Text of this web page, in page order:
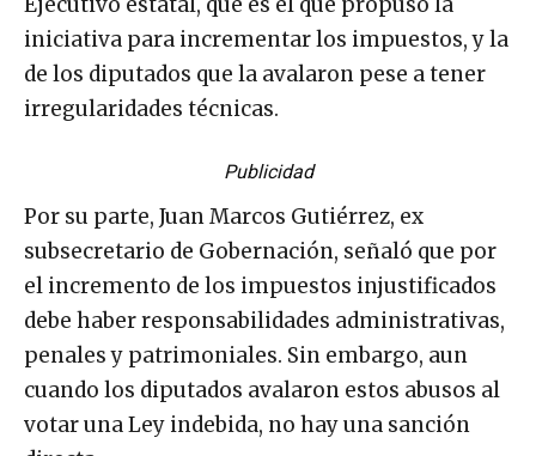
iniciativa para incrementar los impuestos, y la
de los diputados que la avalaron pese a tener
irregularidades técnicas.
Publicidad
Por su parte, Juan Marcos Gutiérrez, ex
subsecretario de Gobernación, señaló que por
el incremento de los impuestos injustificados
debe haber responsabilidades administrativas,
penales y patrimoniales. Sin embargo, aun
cuando los diputados avalaron estos abusos al
votar una Ley indebida, no hay una sanción